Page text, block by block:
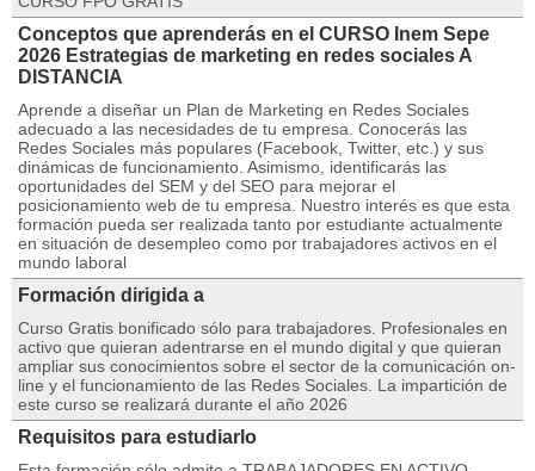
Conceptos que aprenderás en el CURSO Inem Sepe
2026 Estrategias de marketing en redes sociales A
DISTANCIA
Aprende a diseñar un Plan de Marketing en Redes Sociales
adecuado a las necesidades de tu empresa. Conocerás las
Redes Sociales más populares (Facebook, Twitter, etc.) y sus
dinámicas de funcionamiento. Asimismo, identificarás las
oportunidades del SEM y del SEO para mejorar el
posicionamiento web de tu empresa. Nuestro interés es que esta
formación pueda ser realizada tanto por estudiante actualmente
en situación de desempleo como por trabajadores activos en el
mundo laboral
Formación dirigida a
Curso Gratis bonificado sólo para trabajadores. Profesionales en
activo que quieran adentrarse en el mundo digital y que quieran
ampliar sus conocimientos sobre el sector de la comunicación on-
line y el funcionamiento de las Redes Sociales. La impartición de
este curso se realizará durante el año 2026
Requisitos para estudiarlo